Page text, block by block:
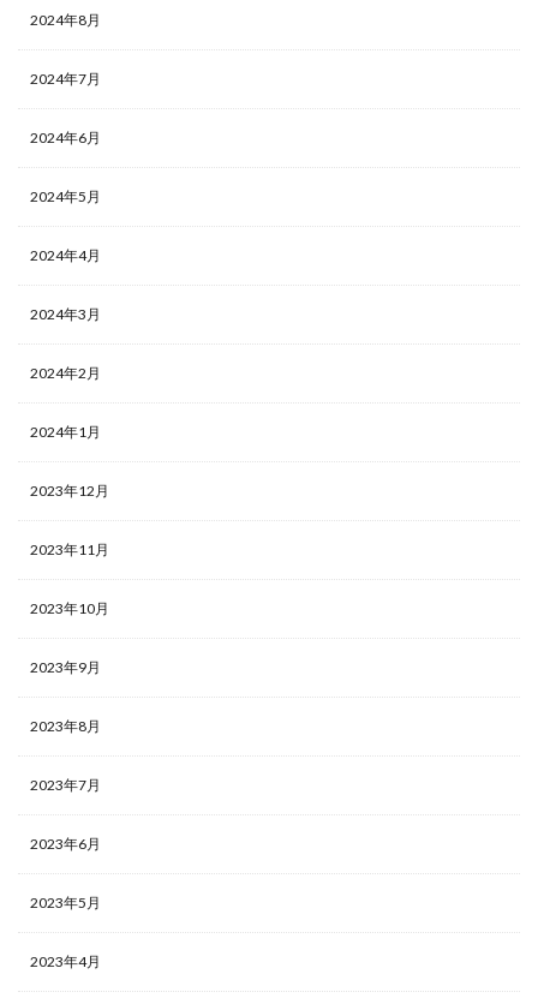
2024年8月
2024年7月
2024年6月
2024年5月
2024年4月
2024年3月
2024年2月
2024年1月
2023年12月
2023年11月
2023年10月
2023年9月
2023年8月
2023年7月
2023年6月
2023年5月
2023年4月